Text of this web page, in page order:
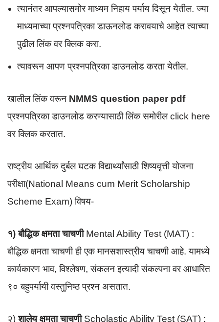
त्यानंतर आपल्यासमोर माध्यम निहाय पर्याय दिसून येतील. ज्या
माध्यमाच्या प्रश्नपत्रिका डाऊनलोड करावयाचे आहेत त्याच्या
पुढील लिंक वर क्लिक करा.
त्यावरून आपण प्रश्नपत्रिका डाउनलोड करता येतील.
खालील लिंक वरून NMMS question paper pdf
प्रश्नपत्रिका डाउनलोड करण्यासाठी लिंक समोरील click here
वर क्लिक करतात.
राष्ट्रीय आर्थिक दुर्बल घटक विद्यार्थ्यांसाठी शिष्यवृत्ती योजना
परीक्षा(National Means cum Merit Scholarship
Scheme Exam) विषय-
१) बौद्धिक क्षमता चाचणीMental Ability Test (MAT) :
बौद्धिक क्षमता चाचणी ही एक मानसशास्त्रीय चाचणी आहे. यामध्ये
कार्यकारण भाव, विश्लेषण, संकलन इत्यादी संकल्पना वर आधारित
९० बहुपर्यायी वस्तुनिष्ठ प्रश्न असतात.
२)शालेय क्षमता चाचणीScholastic Ability Test (SAT) :